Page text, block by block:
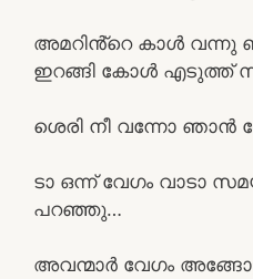
അമറിൻ്റെ കാൾ വന്നു
ഇറങ്ങി കോൾ എടുത്ത്
ശെരി നീ വന്നോ ഞാൻ
ടാ ഒന്ന് വേഗം വാടാ
പറഞ്ഞു…
അവന്മാർ വേഗം